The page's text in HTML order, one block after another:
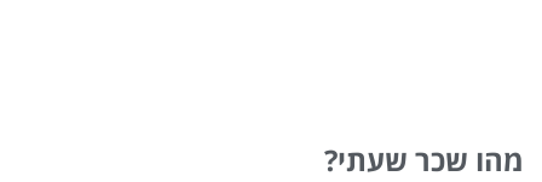
מהו שכר שעתי?